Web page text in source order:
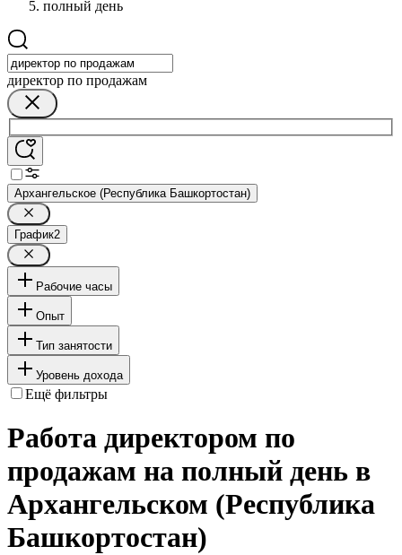
полный день
директор по продажам
Архангельское (Республика Башкортостан)
График2
Рабочие часы
Опыт
Тип занятости
Уровень дохода
Ещё фильтры
Работа директором по
продажам на полный день в
Архангельском (Республика
Башкортостан)